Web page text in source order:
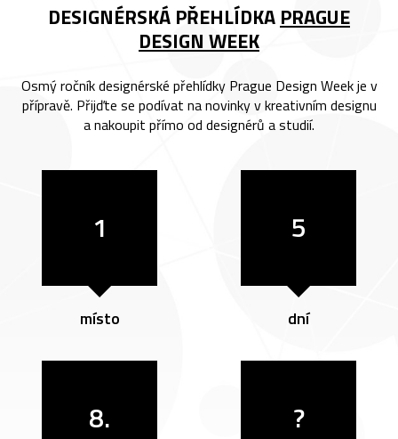
DESIGNÉRSKÁ PŘEHLÍDKA PRAGUE
DESIGN WEEK
Osmý ročník designérské přehlídky Prague Design Week je v
přípravě. Přijďte se podívat na novinky v kreativním designu
a nakoupit přímo od designérů a studií.
1
místo
5
dní
8. ?